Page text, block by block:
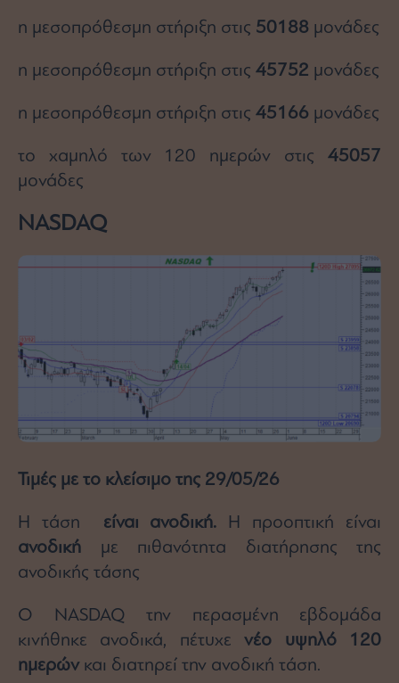
η μεσοπρόθεσμη στήριξη στις 50188 μονάδες
η μεσοπρόθεσμη στήριξη στις 45752 μονάδες
η μεσοπρόθεσμη στήριξη στις 45166 μονάδες
το χαμηλό των 120 ημερών στις 45057
μονάδες
NASDAQ
Τιμές με το κλείσιμο της 29/05/26
Η τάση είναι ανοδική.
Η προοπτική είναι
ανοδική με πιθανότητα διατήρησης της
ανοδικής τάσης
Ο NASDAQ την περασμένη εβδομάδα
κινήθηκε ανοδικά, πέτυχενέο υψηλό 120
ημερών και διατηρεί την ανοδική τάση.